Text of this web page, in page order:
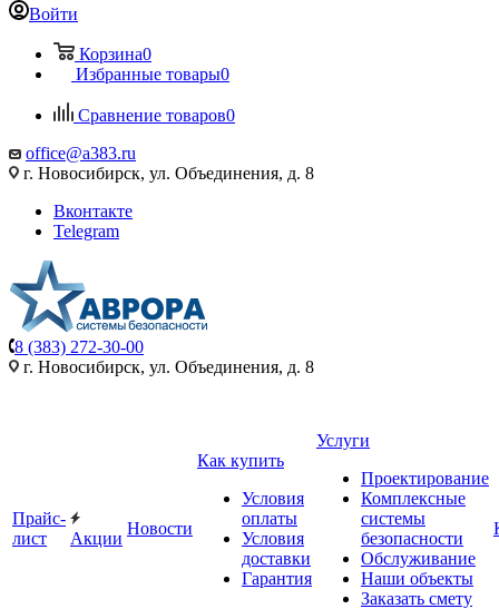
Войти
Корзина0
Избранные товары0
Сравнение товаров0
office@a383.ru
г. Новосибирск, ул. Объединения, д. 8
Вконтакте
Telegram
8 (383) 272-30-00
г. Новосибирск, ул. Объединения, д. 8
Прайс-
лист
Акции
Новости
Как купить
Условия
оплаты
Условия
доставки
Гарантия
Услуги
Проектирование
Комплексные
системы
безопасности
Обслуживание
Наши объекты
Заказать смету